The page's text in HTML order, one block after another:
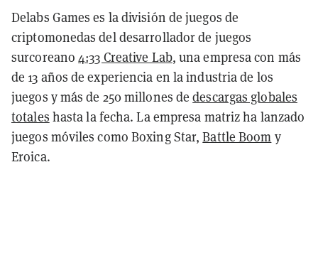
Delabs Games es la división de juegos de
criptomonedas del desarrollador de juegos
surcoreano4:33 Creative Lab, una empresa con más
de 13 años de experiencia en la industria de los
juegos y más de 250 millones dedescargas globales
totales hasta la fecha. La empresa matriz ha lanzado
juegos móviles como Boxing Star,Battle Boom y
Eroica.